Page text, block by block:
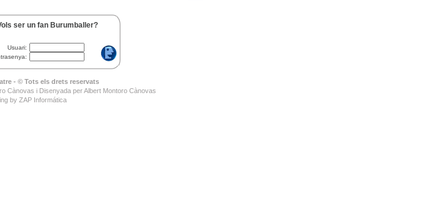
ser un fan Burumballer?
Usuari:
- © Tots els drets reservats
Cànovas i Disenyada per Albert Montoro Cànovas
by ZAP Informática